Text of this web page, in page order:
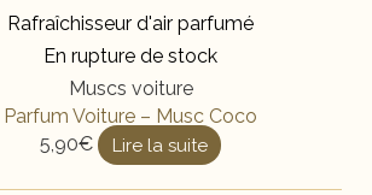
En rupture de stock
Muscs voiture
Parfum Voiture – Musc Coco
5,90€ Lire la suite